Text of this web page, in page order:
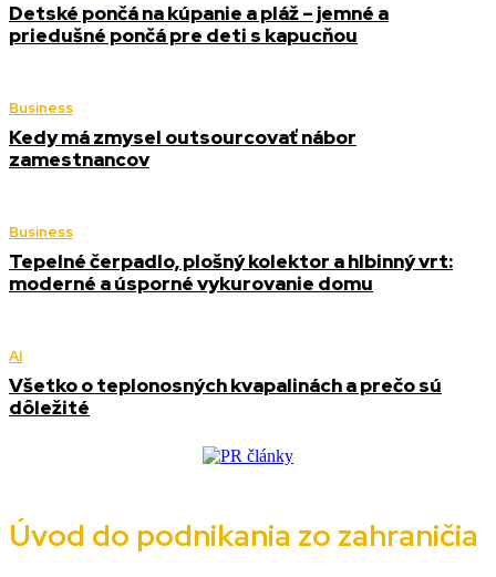
Detské pončá na kúpanie a pláž – jemné a
priedušné pončá pre deti s kapucňou
Business
Kedy má zmysel outsourcovať nábor
zamestnancov
Business
Tepelné čerpadlo, plošný kolektor a hlbinný vrt:
moderné a úsporné vykurovanie domu
AI
Všetko o teplonosných kvapalinách a prečo sú
dôležité
Úvod do podnikania zo zahraničia